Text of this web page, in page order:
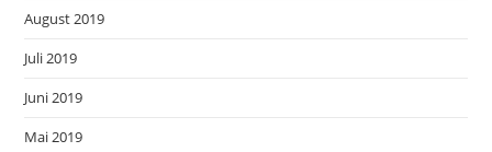
August 2019
Juli 2019
Juni 2019
Mai 2019